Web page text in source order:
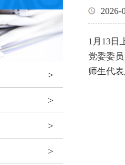
>
>
>
>
2026-
1月13日
党委委
师生代